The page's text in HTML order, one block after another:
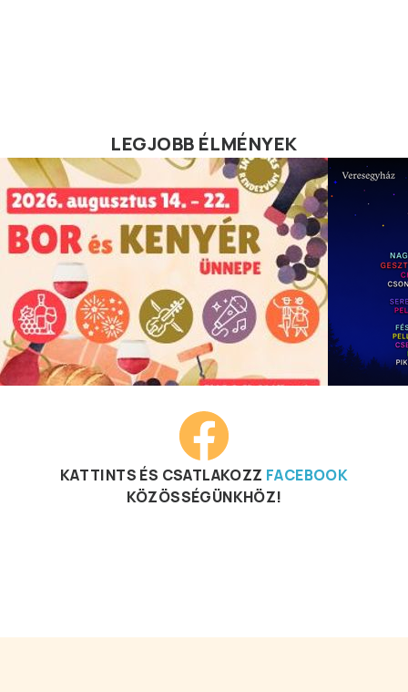
LEGJOBB ÉLMÉNYEK
KATTINTS ÉS CSATLAKOZZ FACEBOOK
KÖZÖSSÉGÜNKHÖZ!